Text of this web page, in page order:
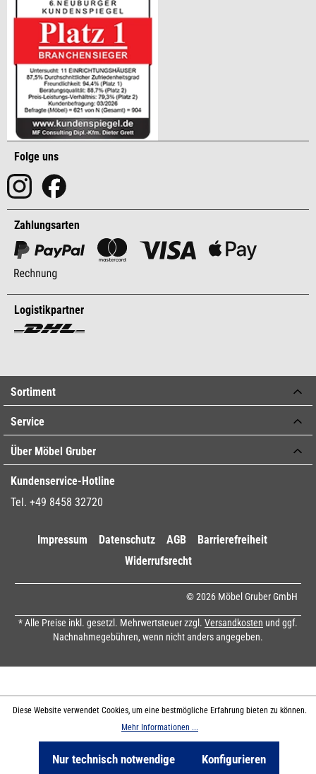
Folge uns
Zahlungsarten
Logistikpartner
Sortiment
Service
Über Möbel Gruber
Kundenservice-Hotline
Tel. +49 8458 32720
Impressum Datenschutz AGB
Barrierefreiheit
Widerrufsrecht
© 2026 Möbel Gruber GmbH
* Alle Preise inkl. gesetzl. Mehrwertsteuer zzgl. Versandkosten und ggf.
Nachnahmegebühren, wenn nicht anders angegeben.
Diese Website verwendet Cookies, um eine bestmögliche Erfahrung bieten zu können.
Mehr Informationen ...
Nur technisch notwendige Konfigurieren